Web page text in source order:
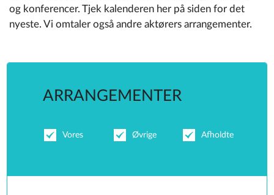
og konferencer. Tjek kalenderen her på siden for det
nyeste. Vi omtaler også andre aktørers arrangementer.
ARRANGEMENTER
Vores Øvrige Afholdte